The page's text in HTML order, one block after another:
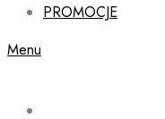
PROMOCJE
Menu